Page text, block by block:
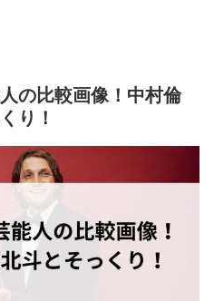
の比較画像！中村倫
り！